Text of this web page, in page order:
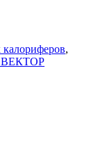
,
ВЕКТОР